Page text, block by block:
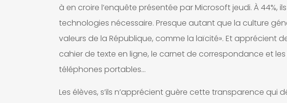
à en croire l’enquête présentée par Microsoft jeudi. À 44%,
technologies nécessaire. Presque autant que la culture
valeurs de la République, comme la laïcité». Et apprécient
cahier de texte en ligne, le carnet de correspondance et
téléphones portables…
Les élèves, s’ils n’apprécient guère cette transparence qui